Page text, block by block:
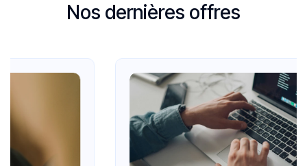
Nos dernières offres